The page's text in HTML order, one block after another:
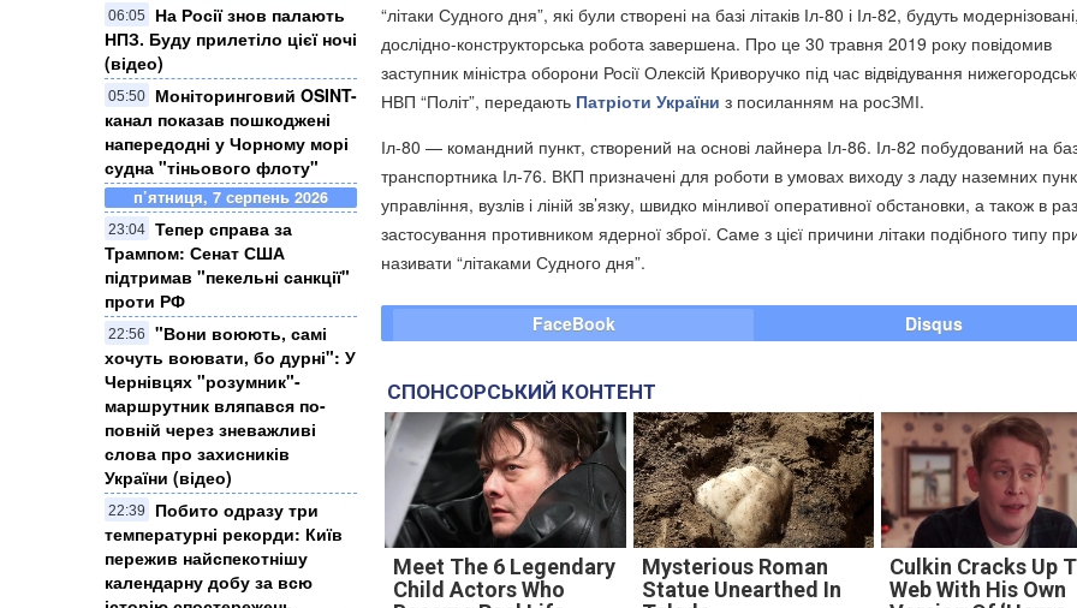
06:05
На Росії знов палають
НПЗ. Буду прилетіло цієї ночі
(відео)
05:50
Моніторинговий OSINT-
канал показав пошкоджені
напередодні у Чорному морі
судна "тіньового флоту"
п’ятниця, 7 серпень 2026
23:04 Тепер справа за
Трампом: Сенат США
підтримав "пекельні санкції"
проти РФ
22:56
​"Вони воюють, самі
хочуть воювати, бо дурні": У
Чернівцях "розумник"-
маршрутник вляпався по-
повній через зневажливі
слова про захисників
України (відео)
22:39
Побито одразу три
температурні рекорди: Київ
пережив найспекотнішу
календарну добу за всю
“літаки Судного дня”, які були створені на базі літаків Іл-80 і Іл-82, будуть
дослідно-конструкторська робота завершена. Про це 30 травня 2019 року повідомив
заступник міністра оборони Росії Олексій Криворучко під час відвідування
НВП “Політ”, передають Патріоти України з посиланням на росЗМІ.
Іл-80 — командний пункт, створений на основі лайнера Іл-86. Іл-82 побудований на
транспортника Іл-76. ВКП призначені для роботи в умовах виходу з ладу наземних
управління, вузлів і ліній зв’язку, швидко мінливої оперативної обстановки, а також в
застосування противником ядерної зброї. Саме з цієї причини літаки подібного типу
називати “літаками Судного дня”.
FaceBook Disqus
СПОНСОРСЬКИЙ КОНТЕНТ
Meet The 6 Legendary
Child Actors Who
Mysterious Roman
Statue Unearthed In
Culkin Cracks Up
Web With His Own